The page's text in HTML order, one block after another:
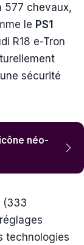
577 chevaux,
le PS1
R18 e-Tron
sécurité
néo-
(333
technologies